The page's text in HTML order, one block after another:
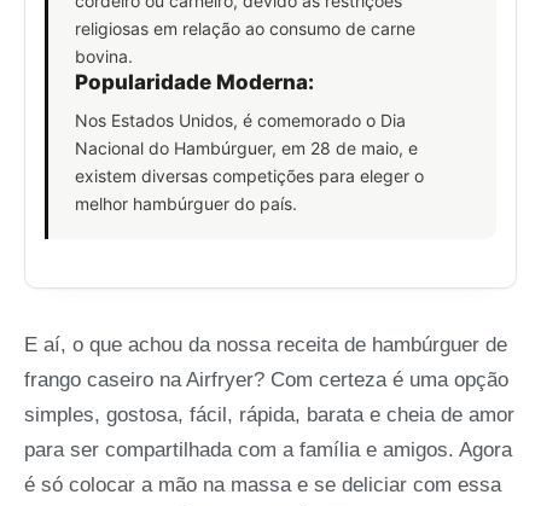
religiosas em relação ao consumo de carne
bovina.
Popularidade Moderna:
Nos Estados Unidos, é comemorado o Dia
Nacional do Hambúrguer, em 28 de maio, e
existem diversas competições para eleger o
melhor hambúrguer do país.
E aí, o que achou da nossa receita de hambúrguer de
frango caseiro na Airfryer? Com certeza é uma opção
simples, gostosa, fácil, rápida, barata e cheia de amor
para ser compartilhada com a família e amigos. Agora
é só colocar a mão na massa e se deliciar com essa